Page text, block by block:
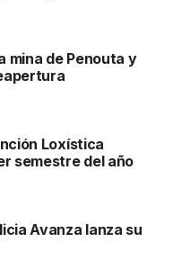
del Arco
Bruselas
secretarios
Gijón, Oviedo,
Pontevedra,
otras. Además,
del Corredor
José Antonio
Fernández y
mina de Penouta y
Loxística
semestre del año
Avanza lanza su